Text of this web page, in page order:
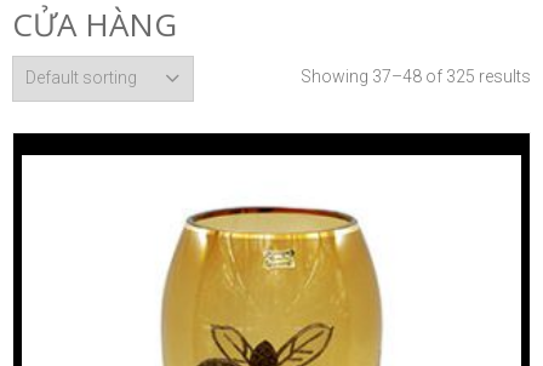
CỬA HÀNG
Showing 37–48 of 325 results